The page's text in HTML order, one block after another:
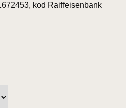
kod Raiffeisenbank